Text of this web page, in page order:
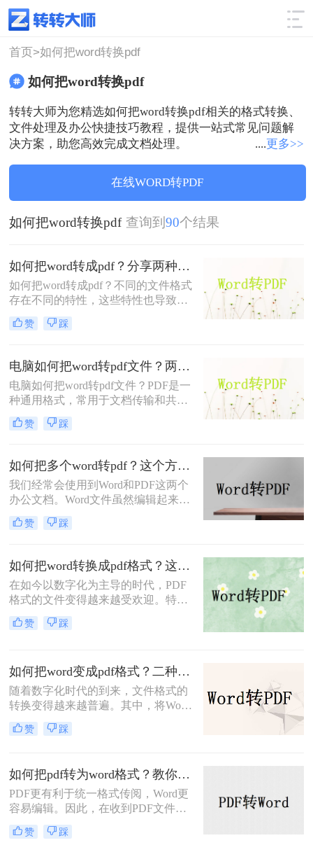
使用技巧 筛选
首页>如何把word转换pdf
如何把word转换pdf
转转大师为您精选如何把word转换pdf相关的格式转换、
文件处理及办公快捷技巧教程，提供一站式常见问题解
决方案，助您高效完成文档处理。
....更多>>
在线WORD转PDF
如何把word转换pdf 查询到90个结果
如何把word转成pdf？分享两种快速转换方法，效率翻倍！
如何把word转成pdf？不同的文件格式
存在不同的特性，这些特性也导致了
它们各有优缺点，因此为了满足使用
需求，我们可能会经常需要把文件在
赞 踩
电脑如何把word转pdf文件？两种方法教会你！
电脑如何把word转pdf文件？PDF是一
种通用格式，常用于文档传输和共
享。如果您需要在不同设备之间共享
文档或者将文档发布到网上，PDF是
介绍两种方法把Word文档转换成
PDF。
赞 踩
如何把多个word转pdf？这个方法了解一下！
我们经常会使用到Word和PDF这两个
办公文档。Word文件虽然编辑起来很
方便，但没有PDF文件的安全性高。
因此，我们总会先编辑好word文件中
去。但是如果Word文件较多的话，一
个一个将Word保存为PDF太麻烦了。
那么你们知道如何把多个word转pdf
吗？接下来我教你如何转换Word文
件，有兴趣的朋友，赶快跟我一起来
学习呀！
赞 踩
如何把word转换成pdf格式？这三种方法教你如何转换！
在如今以数字化为主导的时代，PDF
格式的文件变得越来越受欢迎。特别
是在一些重要的场合，如简历、商业
文件和学术研究，转换为PDF格式能
式，因此您可能会想知道如何把word
转换成pdf格式。本文将为您提供详细
的步骤，以帮助您快速转换Word文档
赞 踩
如何把word变成pdf格式？二种方法帮你轻松转换！
随着数字化时代的到来，文件格式的
转换变得越来越普遍。其中，将Word
文档转换为PDF格式是一种常见的需
求，因为PDF文件具有跨平台、不可
何把word变成pdf格式方法。
赞 踩
如何把pdf转为word格式？教你三招，免费转word！
PDF更有利于统一格式传阅，Word更
容易编辑。因此，在收到PDF文件
后，将PDF转换为Word是很多的人工
作需求。市场上大多数把pdf转为word
赞 踩